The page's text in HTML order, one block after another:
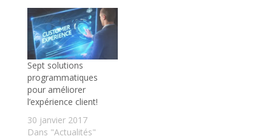
publicité, réputation,
social selling, relation
client... Bien exploité,
le social media devient
très efficace sur
chacune de ces
catégories. Le social
media devient un
sujet…
Sept solutions
programmatiques
pour améliorer
l’expérience client!
30 janvier 2017
Dans "Actualités"